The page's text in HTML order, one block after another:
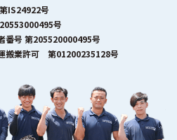
IS24922号
号
番号 第205520000495号
搬業許可 第01200235128号